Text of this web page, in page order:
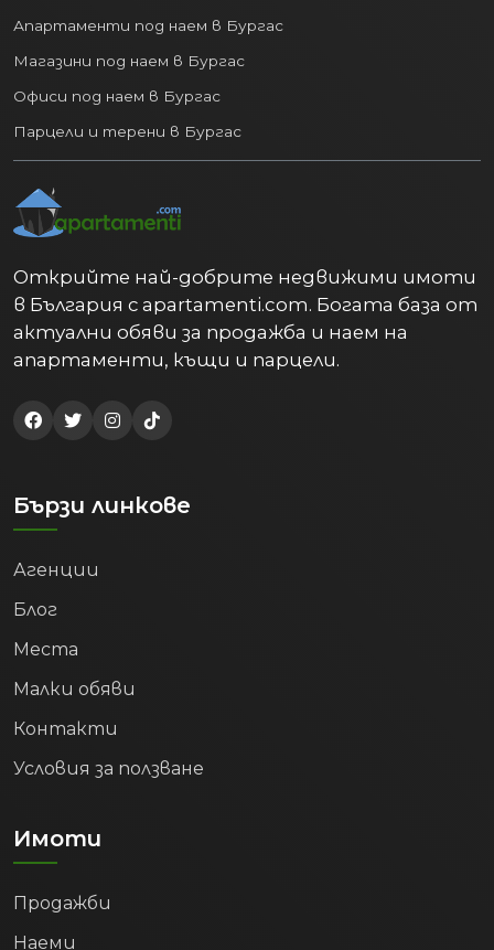
Апартаменти под наем в Бургас
Магазини под наем в Бургас
Офиси под наем в Бургас
Парцели и терени в Бургас
Открийте най-добрите недвижими имоти
в България с apartamenti.com. Богата база от
актуални обяви за продажба и наем на
апартаменти, къщи и парцели.
Бързи линкове
Агенции
Блог
Места
Малки обяви
Контакти
Условия за ползване
Имоти
Продажби
Наеми